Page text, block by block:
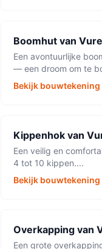
Boomhut van
Een avontuurlijke
— een droom om te
Bekijk
Kippenhok van
Een veilig en
4 tot 10 kippen....
Bekijk
Overkapping van
Een grote